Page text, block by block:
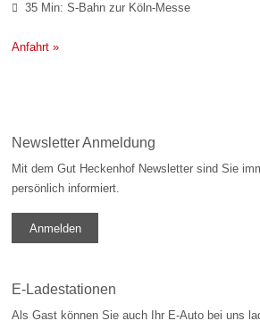
 35 Min: S-Bahn zur Köln-Messe
Anfahrt »
Newsletter Anmeldung
Mit dem Gut Heckenhof Newsletter sind Sie
persönlich informiert.
Anmelden
E-Ladestationen
Als Gast können Sie auch Ihr E-Auto bei uns